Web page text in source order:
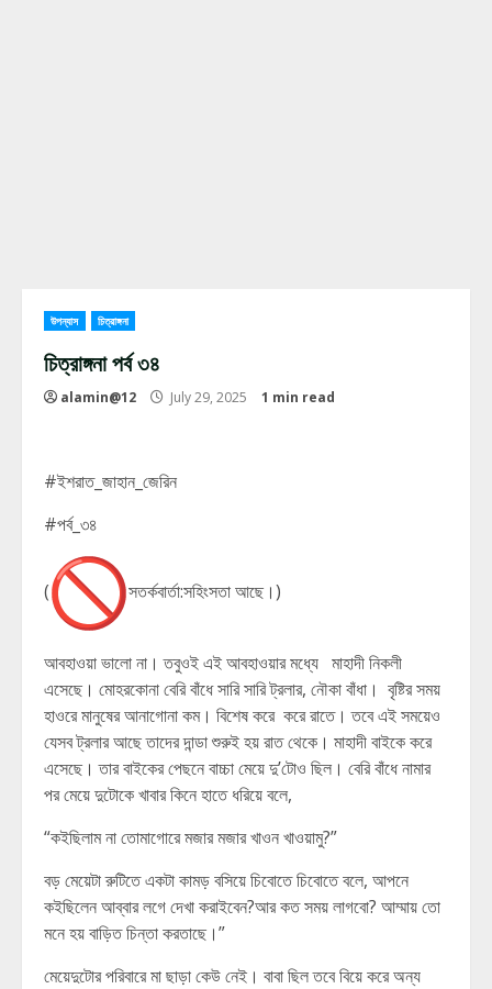
উপন্যাস চিত্রাঙ্গনা
চিত্রাঙ্গনা পর্ব ৩৪
alamin@12 July 29, 2025 1 min read
#ইশরাত_জাহান_জেরিন
#পর্ব_৩৪
( সতর্কবার্তা:সহিংসতা আছে।)
আবহাওয়া ভালো না। তবুওই এই আবহাওয়ার মধ্যে মাহাদী নিকলী
এসেছে। মোহরকোনা বেরি বাঁধে সারি সারি ট্রলার, নৌকা বাঁধা। বৃষ্টির সময়
হাওরে মানুষের আনাগোনা কম। বিশেষ করে করে রাতে। তবে এই সময়েও
যেসব ট্রলার আছে তাদের দান্ডা শুরুই হয় রাত থেকে। মাহাদী বাইকে করে
এসেছে। তার বাইকের পেছনে বাচ্চা মেয়ে দু’টোও ছিল। বেরি বাঁধে নামার
পর মেয়ে দুটোকে খাবার কিনে হাতে ধরিয়ে বলে,
“কইছিলাম না তোমাগোরে মজার মজার খাওন খাওয়ামু?”
বড় মেয়েটা রুটিতে একটা কামড় বসিয়ে চিবোতে চিবোতে বলে, আপনে
কইছিলেন আব্বার লগে দেখা করাইবেন?আর কত সময় লাগবো? আম্মায় তো
মনে হয় বাড়িত চিন্তা করতাছে।”
মেয়েদুটোর পরিবারে মা ছাড়া কেউ নেই। বাবা ছিল তবে বিয়ে করে অন্য